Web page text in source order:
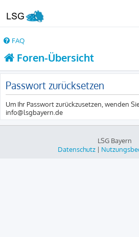
FAQ
Foren-Übersicht
Passwort zurücksetzen
Um Ihr Passwort zurückzusetzen, wenden
info@lsgbayern.de
LSG Bayern
Datenschutz |